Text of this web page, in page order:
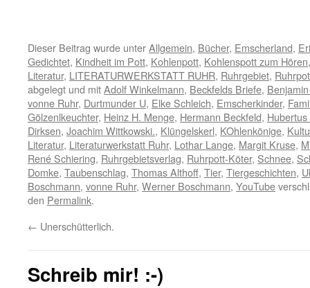
Dieser Beitrag wurde unterAllgemein, Bücher, Emscherland,
Gedichtet, Kindheit im Pott, Kohlenpott, Kohlenspott zum Hören
Literatur, LITERATURWERKSTATT RUHR, Ruhrgebiet,
abgelegt und mitAdolf Winkelmann, Beckfelds Briefe,
vonne Ruhr, Durtmunder U, Elke Schleich, Emscherkinder,
Gölzenlkeuchter, Heinz H. Menge, Hermann Beckfeld,
Dirksen, Joachim Wittkowski., Klüngelskerl, KOhlenkönige,
Literatur, Literaturwerkstatt Ruhr, Lothar Lange, Margit Kruse,
René Schiering, Ruhrgebietsverlag, Ruhrpott-Köter, Schnee,
Domke, Taubenschlag, Thomas Althoff, Tier, Tiergeschichten,
Boschmann, vonne Ruhr, Werner Boschmann, YouTube
den Permalink.
← Unerschütterlich.
Schreib mir! :-)